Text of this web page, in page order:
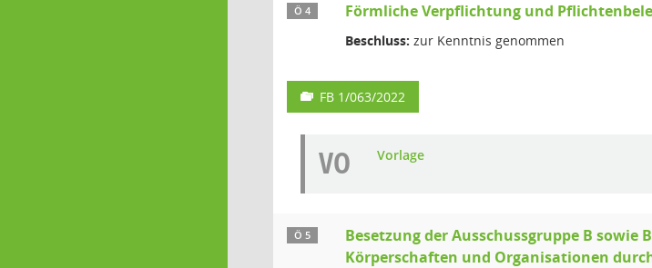
Ö 4 Förmliche Verpflichtung und
Beschluss: zur Kenntnis genommen
FB 1/063/2022
VO Vorlage
Ö 5
Besetzung der Ausschussgruppe B
Körperschaften und Organisationen